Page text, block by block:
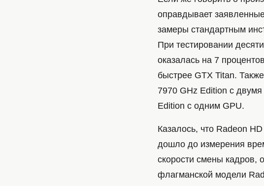
оправдывает
замеры стандартным
При тестировании
оказалась на 7
быстрее GTX Titan.
7970 GHz Edition с
Edition с одним GPU.
Казалось, что Radeon
дошло до измерения
скорости смены кадров,
флагманской модели